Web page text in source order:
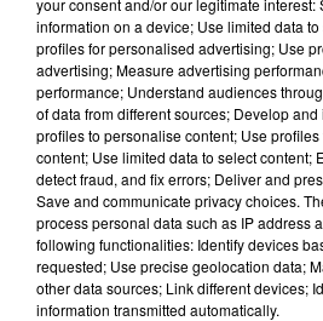
Nous recrutons un(e) Concierge H/
et la sécurité d’une résidence
accueillant 104 résidents, dans un
valorisant.
VOS MISSIONS PRINCIPALES :
Entretien des parties
des halls, escaliers, paliers et
Gardiennage et sécurité :
bon ordre de la résidence
your consent and/or our legitimate interest:
information on a device; Use limited data
profiles for personalised advertising; Use
advertising; Measure advertising
performance; Understand audiences
of data from different sources; Develop
profiles to personalise content; Use
content; Use limited data to select content;
detect fraud, and fix errors; Deliver and
Save and communicate privacy choices.
process personal data such as IP address
following functionalities: Identify devices
requested; Use precise geolocation data;
other data sources; Link different devices;
information transmitted automatically.